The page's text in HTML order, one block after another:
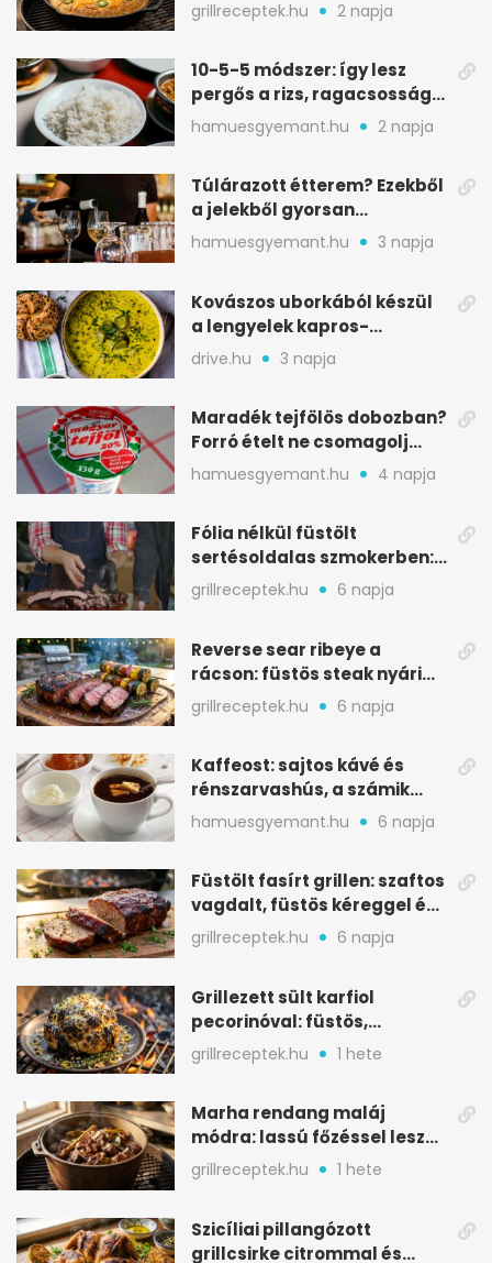
grillreceptek.hu 2 napja
10-5-5 módszer: így lesz
pergős a rizs, ragacsosság
nélkül
hamuesgyemant.hu 2 napja
Túlárazott étterem? Ezekből
a jelekből gyorsan
észreveheted
hamuesgyemant.hu 3 napja
Kovászos uborkából készül
a lengyelek kapros-
savanykás levese
drive.hu 3 napja
Maradék tejfölös dobozban?
Forró ételt ne csomagolj
ilyen tégelybe
hamuesgyemant.hu 4 napja
Fólia nélkül füstölt
sertésoldalas szmokerben:
ropogós bark, 6 óra
grillreceptek.hu 6 napja
Reverse sear ribeye a
rácson: füstös steak nyári
tökkebabbal
grillreceptek.hu 6 napja
Kaffeost: sajtos kávé és
rénszarvashús, a számik
melegítő itala
hamuesgyemant.hu 6 napja
Füstölt fasírt grillen: szaftos
vagdalt, füstös kéreggel és
BBQ mázzal
grillreceptek.hu 6 napja
Grillezett sült karfiol
pecorinóval: füstös,
karamellizált nyári kedvenc
grillreceptek.hu 1 hete
Marha rendang maláj
módra: lassú főzéssel lesz
igazán szaftos
grillreceptek.hu 1 hete
Szicíliai pillangózott
grillcsirke citrommal és